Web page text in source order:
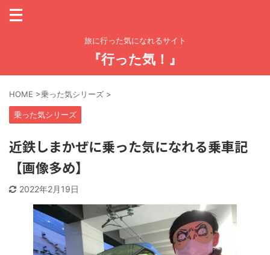
旅に行った気になれるサイト
『行った気！』
HOME >乗った気シリーズ >
乗った気シリーズ
近鉄しまかぜに乗った気になれる乗車記
【画像多め】
2022年2月19日